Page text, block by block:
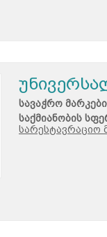
სავაჭრო
საქმიანობის
სარესტავრაციო